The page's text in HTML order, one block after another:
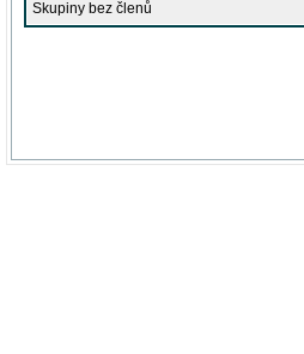
Skupiny bez členů